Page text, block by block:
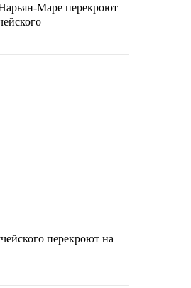
Маре перекроют
перекроют на